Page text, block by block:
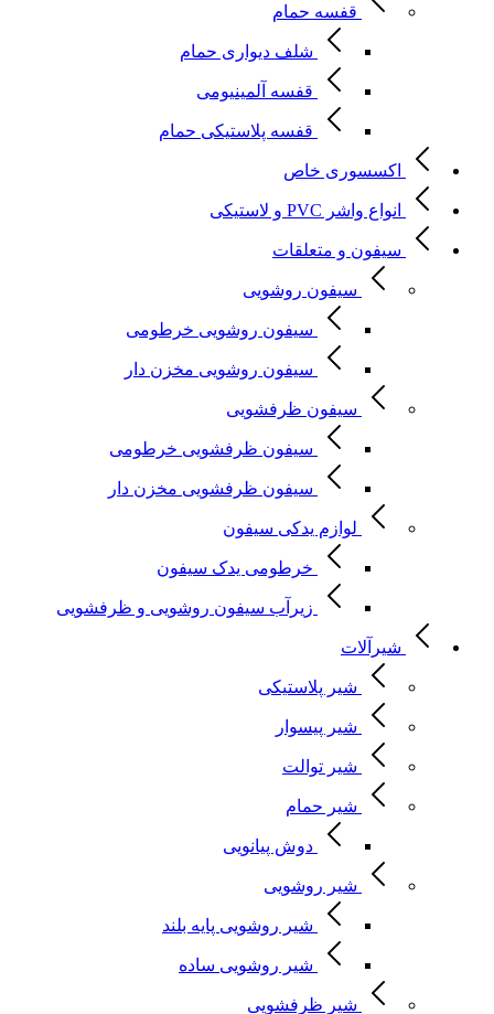
قفسه حمام
شلف دیواری حمام
قفسه آلمینیومی
قفسه پلاستیکی حمام
اکسسوری خاص
انواع واشر PVC و لاستیکی
سیفون و متعلقات
سیفون روشویی
سیفون روشویی خرطومی
سیفون روشویی مخزن دار
سیفون ظرفشویی
سیفون ظرفشویی خرطومی
سیفون ظرفشویی مخزن دار
لوازم یدکی سیفون
خرطومی یدک سیفون
زیرآب سیفون روشویی و ظرفشویی
شیرآلات
شیر پلاستیکی
شیر پیسوار
شیر توالت
شیر حمام
دوش پیانویی
شیر روشویی
شیر روشویی پایه بلند
شیر روشویی ساده
شیر ظرفشویی